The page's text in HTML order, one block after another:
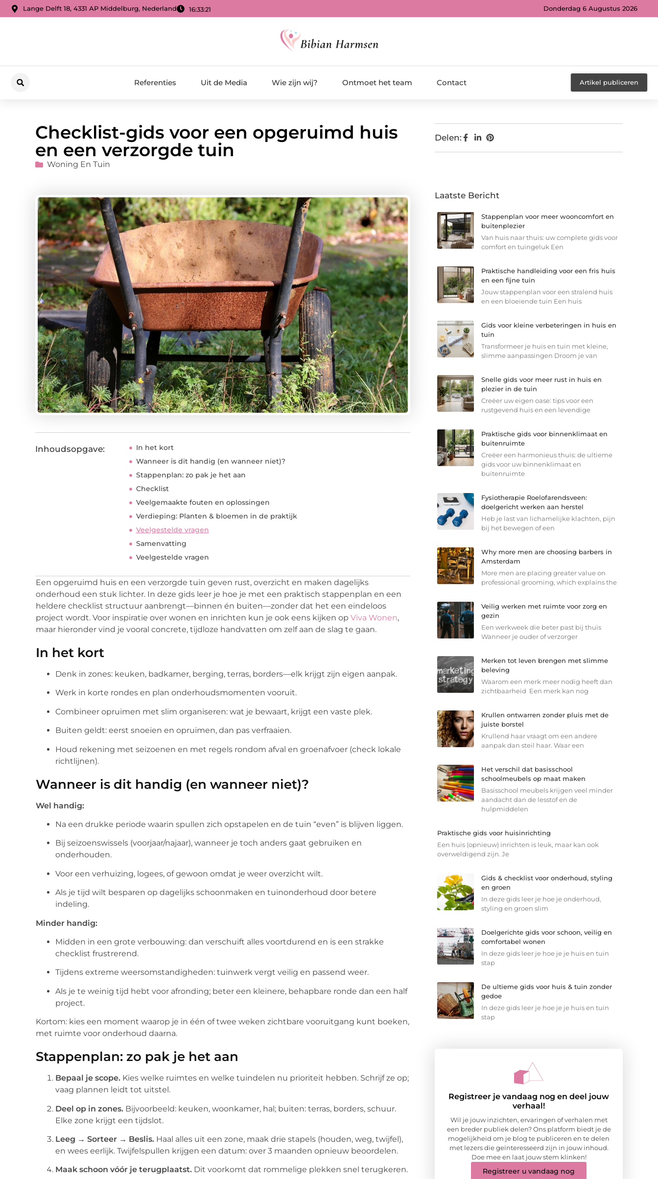
Lange Delft 18, 4331 AP Middelburg, Nederland 16:33:22 Donderdag 6 Augustus 2026
Referenties Uit de Media Wie zijn wij? Ontmoet het team Contact Artikel publiceren
Checklist-gids voor een opgeruimd huis
en een verzorgde tuin
Woning En Tuin
Inhoudsopgave:
In het kort
Wanneer is dit handig (en wanneer niet)?
Stappenplan: zo pak je het aan
Checklist
Veelgemaakte fouten en oplossingen
Verdieping: Planten & bloemen in de praktijk
Veelgestelde vragen
Samenvatting
Veelgestelde vragen
Een opgeruimd huis en een verzorgde tuin geven rust, overzicht en maken dagelijks
onderhoud een stuk lichter. In deze gids leer je hoe je met een praktisch stappenplan en een
heldere checklist structuur aanbrengt—binnen én buiten—zonder dat het een eindeloos
project wordt. Voor inspiratie over wonen en inrichten kun je ook eens kijken op Viva Wonen,
maar hieronder vind je vooral concrete, tijdloze handvatten om zelf aan de slag te gaan.
In het kort
Denk in zones: keuken, badkamer, berging, terras, borders—elk krijgt zijn eigen aanpak.
Werk in korte rondes en plan onderhoudsmomenten vooruit.
Combineer opruimen met slim organiseren: wat je bewaart, krijgt een vaste plek.
Buiten geldt: eerst snoeien en opruimen, dan pas verfraaien.
Houd rekening met seizoenen en met regels rondom afval en groenafvoer (check lokale
richtlijnen).
Wanneer is dit handig (en wanneer niet)?
Wel handig:
Na een drukke periode waarin spullen zich opstapelen en de tuin “even” is blijven liggen.
Bij seizoenswissels (voorjaar/najaar), wanneer je toch anders gaat gebruiken en
onderhouden.
Voor een verhuizing, logees, of gewoon omdat je weer overzicht wilt.
Als je tijd wilt besparen op dagelijks schoonmaken en tuinonderhoud door betere
indeling.
Minder handig:
Midden in een grote verbouwing: dan verschuift alles voortdurend en is een strakke
checklist frustrerend.
Tijdens extreme weersomstandigheden: tuinwerk vergt veilig en passend weer.
Als je te weinig tijd hebt voor afronding; beter een kleinere, behapbare ronde dan een half
project.
Kortom: kies een moment waarop je in één of twee weken zichtbare vooruitgang kunt boeken,
met ruimte voor onderhoud daarna.
Stappenplan: zo pak je het aan
Bepaal je scope. Kies welke ruimtes en welke tuindelen nu prioriteit hebben. Schrijf ze op;
vaag plannen leidt tot uitstel.
Deel op in zones. Bijvoorbeeld: keuken, woonkamer, hal; buiten: terras, borders, schuur.
Elke zone krijgt een tijdslot.
Leeg → Sorteer → Beslis. Haal alles uit een zone, maak drie stapels (houden, weg, twijfel),
en wees eerlijk. Twijfelspullen krijgen een datum: over 3 maanden opnieuw beoordelen.
Maak schoon vóór je terugplaatst. Dit voorkomt dat rommelige plekken snel terugkeren.
Delen:
Laatste Bericht
Stappenplan voor meer wooncomfort en
buitenplezier
Van huis naar thuis: uw complete gids voor
comfort en tuingeluk Een
Praktische handleiding voor een fris huis
en een fijne tuin
Jouw stappenplan voor een stralend huis
en een bloeiende tuin Een huis
Gids voor kleine verbeteringen in huis en
tuin
Transformeer je huis en tuin met kleine,
slimme aanpassingen Droom je van
Snelle gids voor meer rust in huis en
plezier in de tuin
Creëer uw eigen oase: tips voor een
rustgevend huis en een levendige
Praktische gids voor binnenklimaat en
buitenruimte
Creëer een harmonieus thuis: de ultieme
gids voor uw binnenklimaat en
buitenruimte
Fysiotherapie Roelofarendsveen:
doelgericht werken aan herstel
Heb je last van lichamelijke klachten, pijn
bij het bewegen of een
Why more men are choosing barbers in
Amsterdam
More men are placing greater value on
professional grooming, which explains the
Veilig werken met ruimte voor zorg en
gezin
Een werkweek die beter past bij thuis
Wanneer je ouder of verzorger
Merken tot leven brengen met slimme
beleving
Waarom een merk meer nodig heeft dan
zichtbaarheid Een merk kan nog
Krullen ontwarren zonder pluis met de
juiste borstel
Krullend haar vraagt om een andere
aanpak dan steil haar. Waar een
Het verschil dat basisschool
schoolmeubels op maat maken
Basisschool meubels krijgen veel minder
aandacht dan de lesstof en de
hulpmiddelen
Praktische gids voor huisinrichting
Een huis (opnieuw) inrichten is leuk, maar kan ook
overweldigend zijn. Je
Gids & checklist voor onderhoud, styling
en groen
In deze gids leer je hoe je onderhoud,
styling en groen slim
Doelgerichte gids voor schoon, veilig en
comfortabel wonen
In deze gids leer je hoe je je huis en tuin
stap
De ultieme gids voor huis & tuin zonder
gedoe
In deze gids leer je hoe je je huis en tuin
stap
Registreer je vandaag nog en deel jouw
verhaal!
Wil je jouw inzichten, ervaringen of verhalen met
een breder publiek delen? Ons platform biedt je de
mogelijkheid om je blog te publiceren en te delen
met lezers die geïnteresseerd zijn in jouw inhoud.
Doe mee en laat jouw stem klinken!
Registreer u vandaag nog